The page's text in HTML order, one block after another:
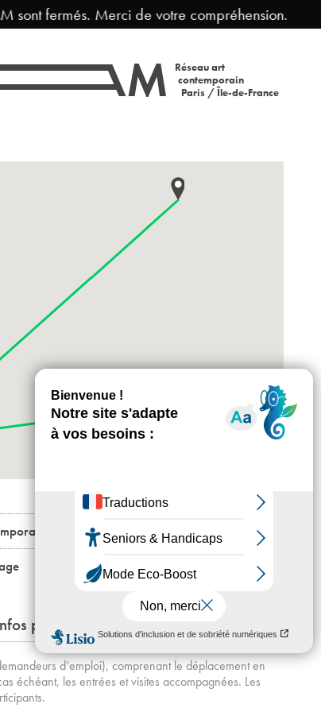
fermés. Merci de votre compréhension.
Réseau art
contemporain
Paris / Île-de-France
/ ÉNSA Versailles
pratiques
d’emploi), comprenant le déplacement en
échéant, les entrées et visites accompagnées. Les